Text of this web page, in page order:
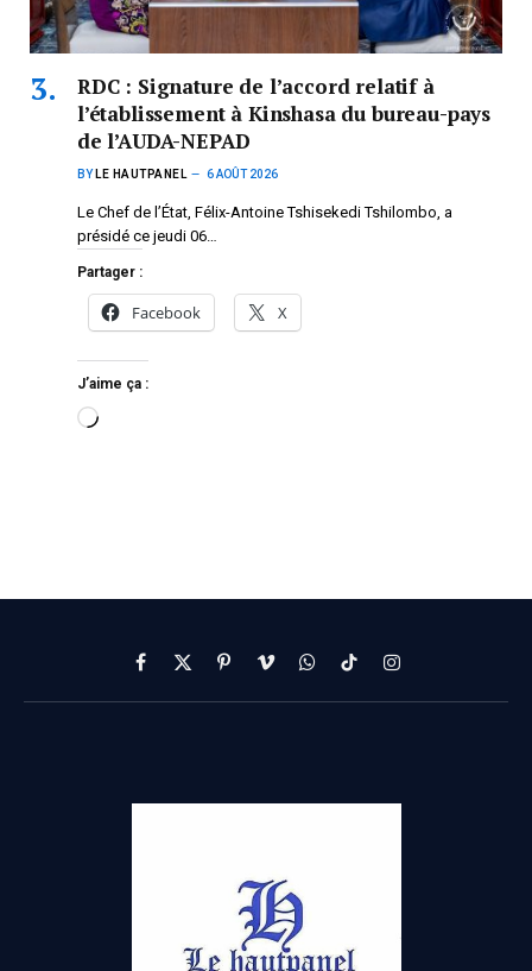
RDC : Signature de l’accord relatif à
l’établissement à Kinshasa du bureau-pays
de l’AUDA-NEPAD
BY LE HAUTPANEL 6 AOÛT 2026
Le Chef de l’État, Félix-Antoine Tshisekedi Tshilombo, a
présidé ce jeudi 06…
Partager :
Facebook X
J’aime ça :
Facebook
X
(Twitter)
PinterestVimeoWhatsApp
TikTokInstagram